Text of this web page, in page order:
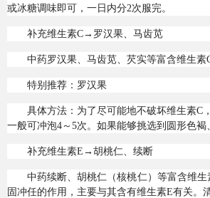
或冰糖调味即可，一日内分2次服完。
补充维生素C→罗汉果、马齿苋
中药罗汉果、马齿苋、芡实等富含维生素
特别推荐：罗汉果
具体方法：为了尽可能地不破坏维生素C
一般可冲泡4～5次。如果能够挑选到圆形色
补充维生素E→胡桃仁、续断
中药续断、胡桃仁（核桃仁）等富含维
固冲任的作用，主要与其含有维生素E有关。